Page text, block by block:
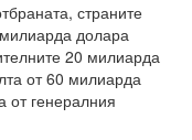
страните
долара
20 милиарда
от 60 милиарда
генералния